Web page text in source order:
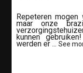
Repeteren
maar onze
kunnen
werden er ... See